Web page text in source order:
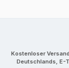
Kostenloser
Deutschlands, E-